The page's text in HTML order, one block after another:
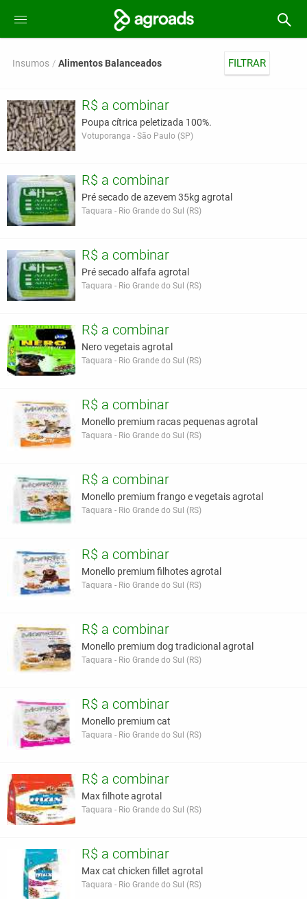
Insumos Alimentos Balanceados FILTRAR
R$ a combinar
Poupa cítrica peletizada 100%.
Votuporanga - São Paulo (SP)
R$ a combinar
Pré secado de azevem 35kg agrotal
Taquara - Rio Grande do Sul (RS)
R$ a combinar
Pré secado alfafa agrotal
Taquara - Rio Grande do Sul (RS)
R$ a combinar
Nero vegetais agrotal
Taquara - Rio Grande do Sul (RS)
R$ a combinar
Monello premium racas pequenas agrotal
Taquara - Rio Grande do Sul (RS)
R$ a combinar
Monello premium frango e vegetais agrotal
Taquara - Rio Grande do Sul (RS)
R$ a combinar
Monello premium filhotes agrotal
Taquara - Rio Grande do Sul (RS)
R$ a combinar
Monello premium dog tradicional agrotal
Taquara - Rio Grande do Sul (RS)
R$ a combinar
Monello premium cat
Taquara - Rio Grande do Sul (RS)
R$ a combinar
Max filhote agrotal
Taquara - Rio Grande do Sul (RS)
R$ a combinar
Max cat chicken fillet agrotal
Taquara - Rio Grande do Sul (RS)